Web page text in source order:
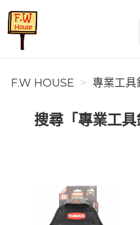
F.W House
F.W HOUSE 專業工具
搜尋「專業工